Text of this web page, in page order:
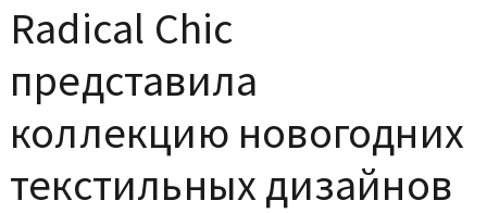
Radical Chic
представила
коллекцию новогодних
текстильных дизайнов